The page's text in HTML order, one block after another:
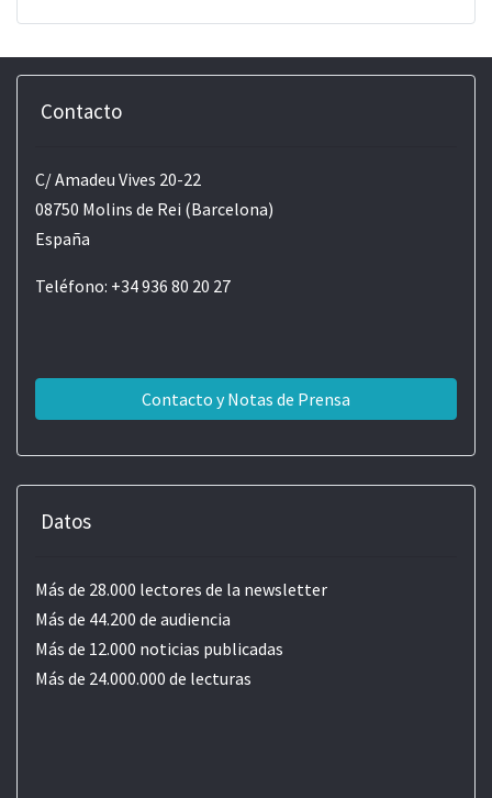
Contacto
C/ Amadeu Vives 20-22
08750 Molins de Rei (Barcelona)
España
Teléfono: +34 936 80 20 27
Contacto y Notas de Prensa
Datos
Más de 28.000 lectores de la newsletter
Más de 44.200 de audiencia
Más de 12.000 noticias publicadas
Más de 24.000.000 de lecturas